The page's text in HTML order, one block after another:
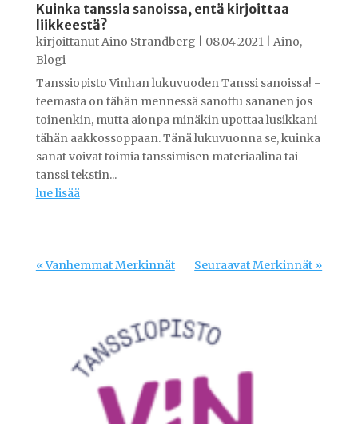
Kuinka tanssia sanoissa, entä kirjoittaa
liikkeestä?
kirjoittanutAino Strandberg 08.04.2021| Aino,
Blogi
Tanssiopisto Vinhan lukuvuoden Tanssi sanoissa! -
teemasta on tähän mennessä sanottu sananen jos
toinenkin, mutta aionpa minäkin upottaa lusikkani
tähän aakkossoppaan. Tänä lukuvuonna se, kuinka
sanat voivat toimia tanssimisen materiaalina tai
tanssi tekstin...
lue lisää
« Vanhemmat Merkinnät Seuraavat Merkinnät »